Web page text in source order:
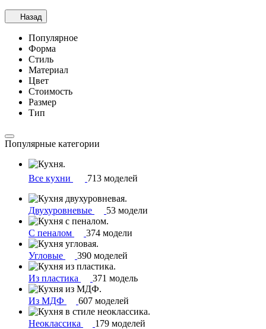
Назад
Популярное
Форма
Стиль
Материал
Цвет
Стоимость
Размер
Тип
Популярные категории
Все кухни 713 моделей
Двухуровневые 53 модели
С пеналом 374 модели
Угловые 390 моделей
Из пластика 371 модель
Из МДФ 607 моделей
Неоклассика 179 моделей